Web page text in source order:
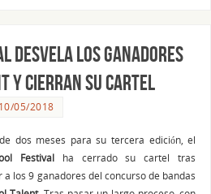
desvela los ganadores
y cierran su cartel
10/05/2018
dos meses para su tercera edición, el
Festivalha cerrado su cartel tras
a los 9 ganadores del concurso de bandas